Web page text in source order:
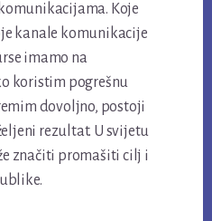
Koje
kanale komunikacije
imamo na
koristim pogrešnu
dovoljno, postoji
rezultat. U svijetu
značiti promašiti cilj i